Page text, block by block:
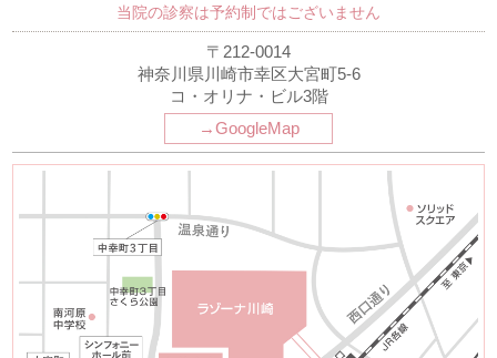
当院の診察は予約制ではございません
〒212-0014
神奈川県川崎市幸区大宮町5-6
コ・オリナ・ビル3階
→GoogleMap